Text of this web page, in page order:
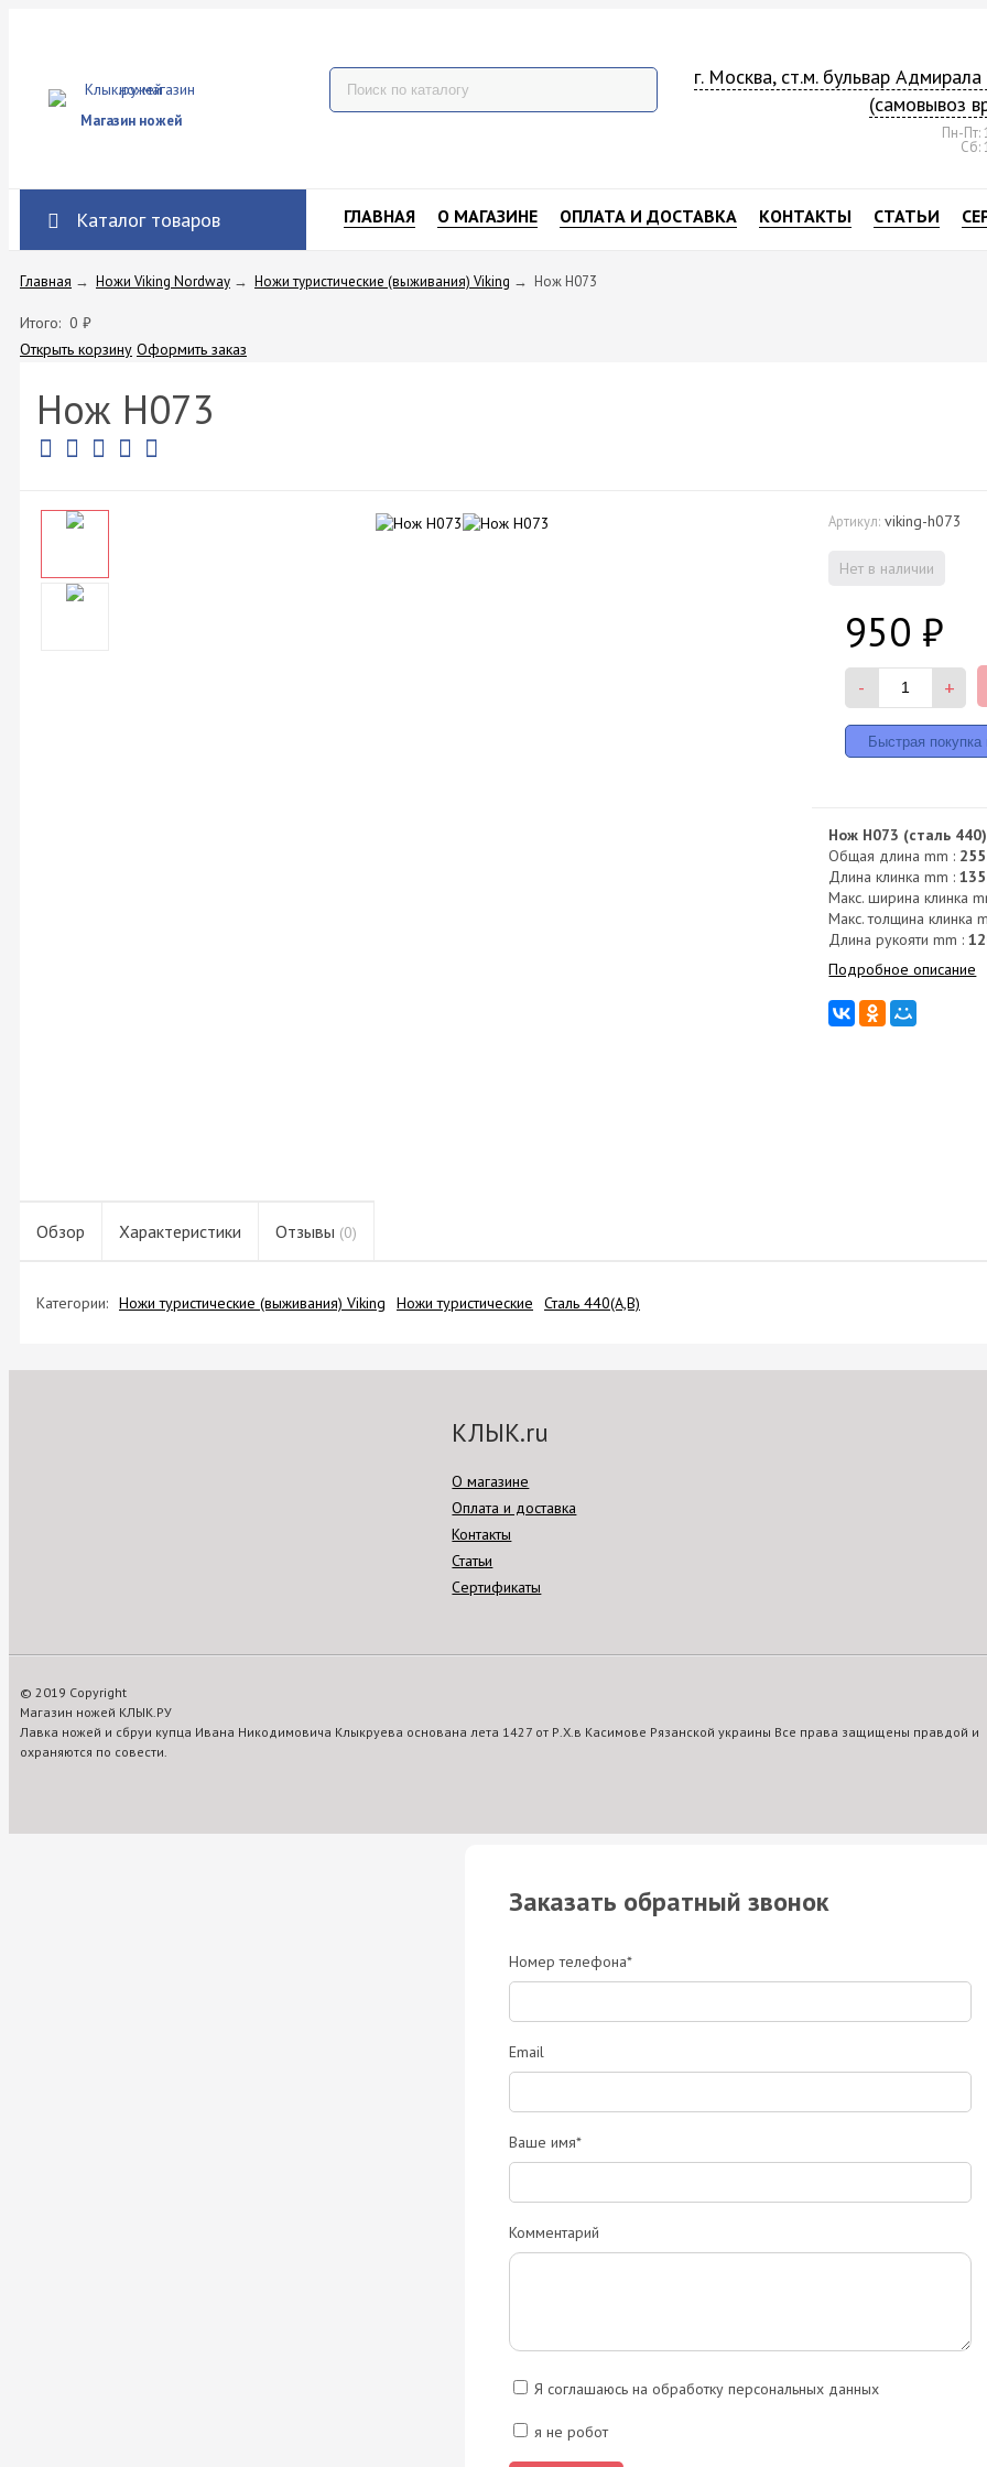
Магазин ножей
г. Москва, ст.м. бульвар
(самовывоз
Пн-Пт:
Сб:
Каталог товаров ГЛАВНАЯ О МАГАЗИНЕ ОПЛАТА И ДОСТАВКА КОНТАКТЫ СТАТЬИ
Главная → Ножи Viking Nordway → Ножи туристические (выживания) Viking → Нож H073
Итого: 0 ₽
Открыть корзину Оформить заказ
Нож H073
Артикул: viking-h073
Нет в наличии
950 ₽
- +
Нож H073 (сталь 440)
Общая длина mm : 255
Длина клинка mm :135
Макс. ширина клинка
Макс. толщина клинка
Длина рукояти mm :
Подробное описание
Обзор Характеристики Отзывы (0)
Категории: Ножи туристические (выживания) Viking Ножи туристические Сталь 440(A,B)
КЛЫК.ru
О магазине
Оплата и доставка
Контакты
Статьи
Сертификаты
© 2019 Copyright
Магазин ножей КЛЫК.РУ
Лавка ножей и сбруи купца Ивана Никодимовича Клыкруева основана лета 1427 от Р.Х.в Касимове Рязанской украины Все права защищены правдой и
охраняются по совести.
Заказать обратный звонок
Номер телефона*
Email
Ваше имя*
Комментарий
Я соглашаюсь на обработку персональных данных
я не робот